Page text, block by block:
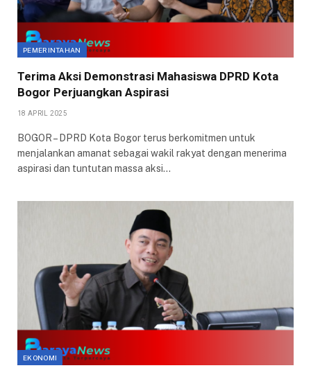
PEMERINTAHAN
Terima Aksi Demonstrasi Mahasiswa DPRD Kota
Bogor Perjuangkan Aspirasi
18 APRIL 2025
BOGOR – DPRD Kota Bogor terus berkomitmen untuk
menjalankan amanat sebagai wakil rakyat dengan menerima
aspirasi dan tuntutan massa aksi…
EKONOMI